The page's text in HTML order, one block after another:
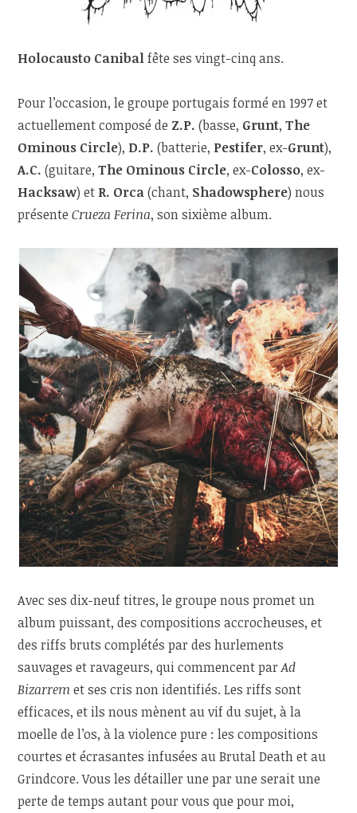
Holocausto Canibalfête ses vingt-cinq ans.
Pour l’occasion, le groupe portugais formé en 1997 et
actuellement composé de Z.P. (basse, Grunt,The
Ominous Circle), D.P. (batterie, Pestifer, ex-Grunt),
A.C. (guitare,The Ominous Circle, ex-Colosso, ex-
Hacksaw) et R. Orca(chant, Shadowsphere) nous
présenteCrueza Ferina, son sixième album.
Avec ses dix-neuf titres, le groupe nous promet un
album puissant, des compositions accrocheuses, et
des riffs bruts complétés par des hurlements
sauvages et ravageurs, qui commencent parAd
Bizarrem et ses cris non identifiés. Les riffs sont
efficaces, et ils nous mènent au vif du sujet, à la
moelle de l’os, à la violence pure : les compositions
courtes et écrasantes infusées au Brutal Death et au
Grindcore. Vous les détailler une par une serait une
perte de temps autant pour vous que pour moi,